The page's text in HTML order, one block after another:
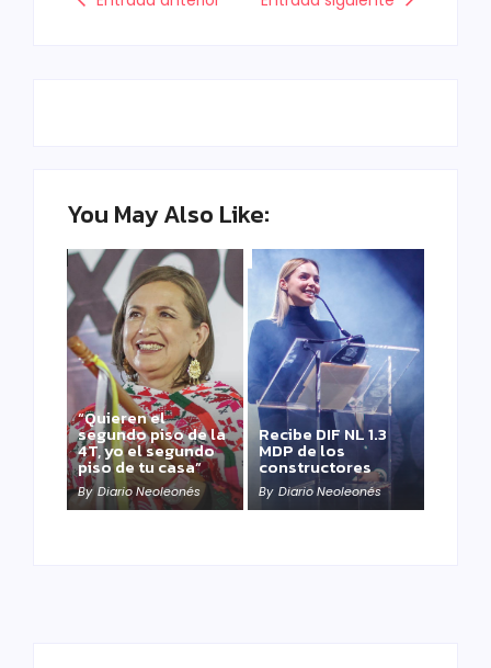
You May Also Like:
“Quieren el
segundo piso de la
4T, yo el segundo
piso de tu casa”
By Diario Neoleonés
Recibe DIF NL 1.3
MDP de los
constructores
By Diario Neoleonés